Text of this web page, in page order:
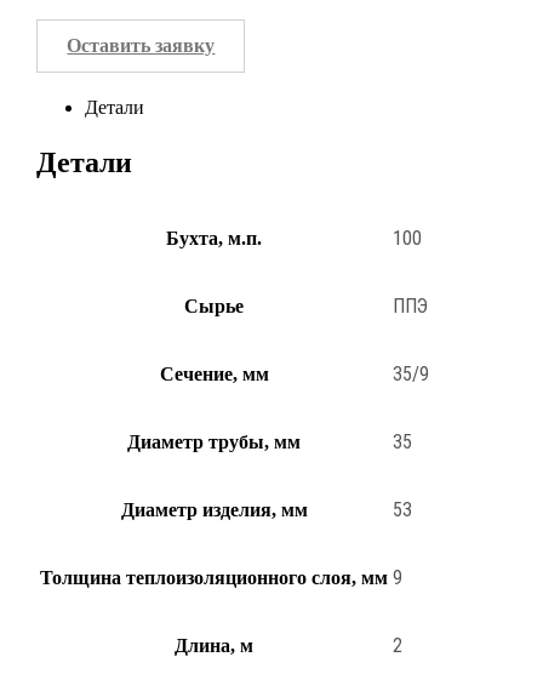
Оставить заявку
Детали
Детали
Бухта, м.п. 100
Сырье ППЭ
Сечение, мм 35/9
Диаметр трубы, мм 35
Диаметр изделия, мм 53
Толщина теплоизоляционного слоя, мм 9
Длина, м 2